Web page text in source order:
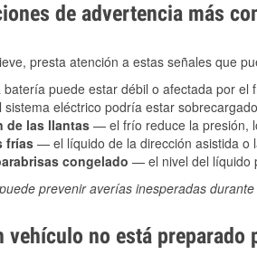
de advertencia más
presta atención a estas señales que
puede estar débil o afectada por el
eléctrico podría estar
de las llantas— el frío reduce la presión,
frías — el líquido de la dirección asistida o
congelado — el nivel del líquido
prevenir averías inesperadas durante
vehículo no está preparado